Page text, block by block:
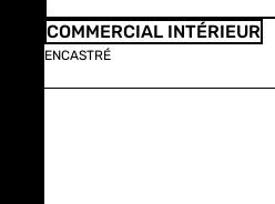
COMMERCIAL INTÉRIEUR
ENCASTRÉ